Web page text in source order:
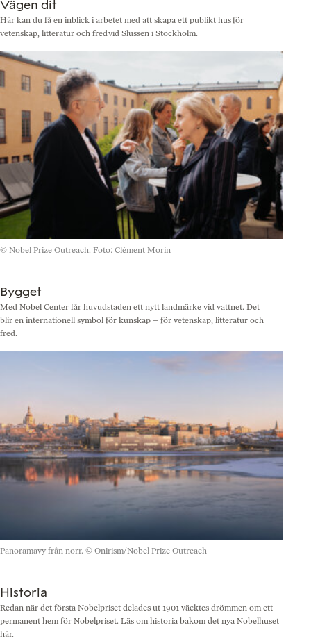
Vägen dit
Här kan du få en inblick i arbetet med att skapa ett publikt hus för
vetenskap, litteratur och fred vid Slussen i Stockholm.
© Nobel Prize Outreach. Foto: Clément Morin
Bygget
Med Nobel Center får huvudstaden ett nytt landmärke vid vattnet. Det
blir en internationell symbol för kunskap – för vetenskap, litteratur och
fred.
Panoramavy från norr. © Onirism/Nobel Prize Outreach
Historia
Redan när det första Nobelpriset delades ut 1901 väcktes drömmen om ett
permanent hem för Nobelpriset. Läs om historia bakom det nya Nobelhuset
här.